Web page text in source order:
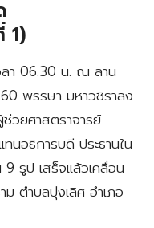
1)
ลา 06.30 น. ณ ลาน
พรรษา มหาวชิราลง
วยศาสตราจารย์
นอธิการบดี ประธานใน
รูป เสร็จแล้วเคลื่อน
ตำบลบุ่งเลิศ อำเภอ